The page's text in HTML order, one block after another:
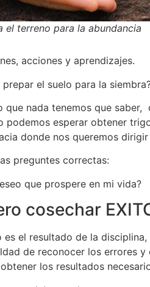
el terreno para la abundancia
acciones y aprendizajes.
prepar el suelo para la
que nada tenemos que saber,
podemos esperar obtener
donde nos queremos
preguntes correctas:
que prospere en mi vida?
cosechar
es el resultado de la
de reconocer los errores
los resultados